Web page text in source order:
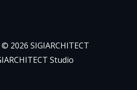
2026 SIGIARCHITECT
Studio